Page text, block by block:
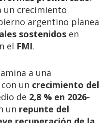
un crecimiento
argentino planea
sostenidos en
el FMI.
a una
con un crecimiento del
de 2,8 % en 2026-
un repunte del